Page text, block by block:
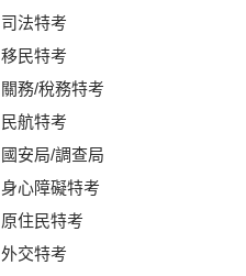
司法特考
移民特考
關務/稅務特考
民航特考
國安局/調查局
身心障礙特考
原住民特考
外交特考